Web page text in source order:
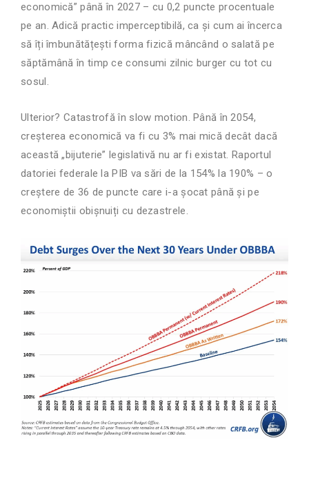
economică” până în 2027 – cu 0,2 puncte procentuale
pe an. Adică practic imperceptibilă, ca și cum ai încerca
să îți îmbunătățești forma fizică mâncând o salată pe
săptămână în timp ce consumi zilnic burger cu tot cu
sosul.
Ulterior? Catastrofă în slow motion. Până în 2054,
creșterea economică va fi cu 3% mai mică decât dacă
această „bijuterie” legislativă nu ar fi existat. Raportul
datoriei federale la PIB va sări de la 154% la 190% – o
creștere de 36 de puncte care i-a șocat până și pe
economiștii obișnuiți cu dezastrele.